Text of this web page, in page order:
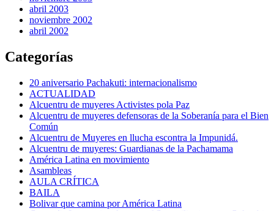
abril 2003
noviembre 2002
abril 2002
Categorías
20 aniversario Pachakuti: internacionalismo
ACTUALIDAD
Alcuentru de muyeres Activistes pola Paz
Alcuentru de muyeres defensoras de la Soberanía para el Bien
Común
Alcuentru de Muyeres en llucha escontra la Impunidá.
Alcuentru de muyeres: Guardianas de la Pachamama
América Latina en movimiento
Asambleas
AULA CRÍTICA
BAILA
Bolivar que camina por América Latina